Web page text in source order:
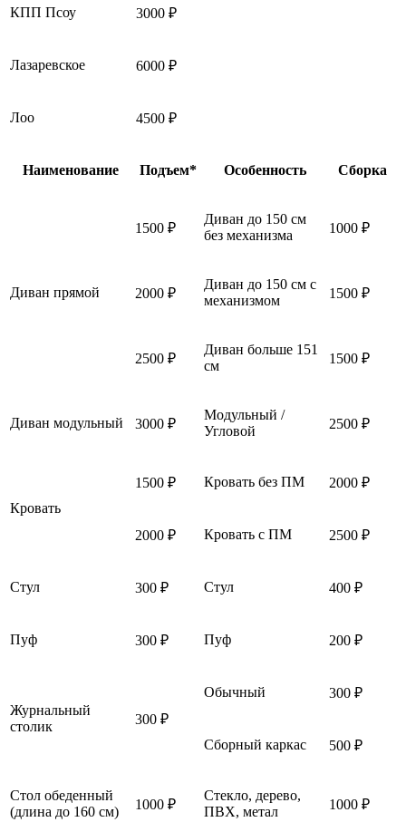
КПП Псоу 3000 ₽
Лазаревское 6000 ₽
Лоо 4500 ₽
Наименование Подъем* Особенность Сборка
Диван прямой
1500 ₽
Диван до 150 см
без механизма
1000 ₽
2000 ₽
Диван до 150 см с
механизмом
1500 ₽
2500 ₽
Диван больше 151
см
1500 ₽
Диван модульный 3000 ₽
Модульный /
Угловой
2500 ₽
Кровать
1500 ₽ Кровать без ПМ 2000 ₽
2000 ₽ Кровать с ПМ 2500 ₽
Стул 300 ₽ Стул 400 ₽
Пуф 300 ₽ Пуф 200 ₽
Журнальный
столик
300 ₽
Обычный 300 ₽
Сборный каркас 500 ₽
Стол обеденный
(длина до 160 см)
1000 ₽
Стекло, дерево,
ПВХ, метал
1000 ₽